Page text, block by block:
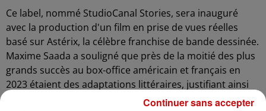
Ce label, nommé StudioCanal Stories, sera inauguré
avec la production d'un film en prise de vues réelles
basé sur Astérix, la célèbre franchise de bande dessinée.
Maxime Saada a souligné que près de la moitié des plus
grands succès au box-office américain et français en
2023 étaient des adaptations littéraires, justifiant ainsi
Continuer sans accepter